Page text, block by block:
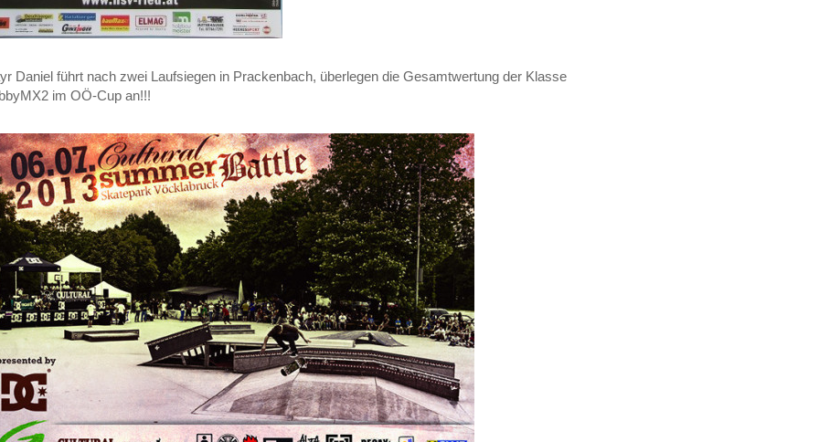
Daniel führt nach zwei Laufsiegen in Prackenbach, überlegen die Gesamtwertung der Klasse
im OÖ-Cup an!!!